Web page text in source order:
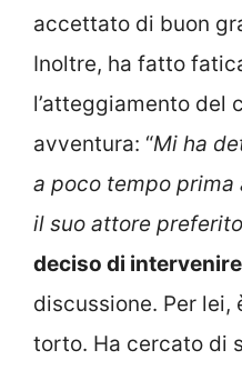
accettato di buon
Inoltre, ha fatto
l’atteggiamento del
avventura: “Mi ha
a poco tempo
il suo attore preferito
deciso di intervenire
discussione. Per lei,
torto. Ha cercato di